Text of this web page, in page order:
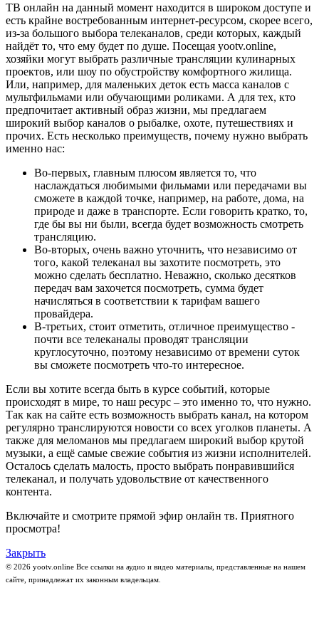
ТВ онлайн на данный момент находится в широком доступе и
есть крайне востребованным интернет-ресурсом, скорее всего,
из-за большого выбора телеканалов, среди которых, каждый
найдёт то, что ему будет по душе. Посещая yootv.online,
хозяйки могут выбрать различные трансляции кулинарных
проектов, или шоу по обустройству комфортного жилища.
Или, например, для маленьких деток есть масса каналов с
мультфильмами или обучающими роликами. А для тех, кто
предпочитает активный образ жизни, мы предлагаем
широкий выбор каналов о рыбалке, охоте, путешествиях и
прочих. Есть несколько преимуществ, почему нужно выбрать
именно нас:
Во-первых, главным плюсом является то, что
наслаждаться любимыми фильмами или передачами вы
сможете в каждой точке, например, на работе, дома, на
природе и даже в транспорте. Если говорить кратко, то,
где бы вы ни были, всегда будет возможность смотреть
трансляцию.
Во-вторых, очень важно уточнить, что независимо от
того, какой телеканал вы захотите посмотреть, это
можно сделать бесплатно. Неважно, сколько десятков
передач вам захочется посмотреть, сумма будет
начисляться в соответствии к тарифам вашего
провайдера.
В-третьих, стоит отметить, отличное преимущество -
почти все телеканалы проводят трансляции
круглосуточно, поэтому независимо от времени суток
вы сможете посмотреть что-то интересное.
Если вы хотите всегда быть в курсе событий, которые
происходят в мире, то наш ресурс – это именно то, что нужно.
Так как на сайте есть возможность выбрать канал, на котором
регулярно транслируются новости со всех уголков планеты. А
также для меломанов мы предлагаем широкий выбор крутой
музыки, а ещё самые свежие события из жизни исполнителей.
Осталось сделать малость, просто выбрать понравившийся
телеканал, и получать удовольствие от качественного
контента.
Включайте и смотрите прямой эфир онлайн тв. Приятного
просмотра!
Закрыть
© 2026 yootv.online Все ссылки на аудио и видео материалы, представленные на нашем
сайте, принадлежат их законным владельцам.